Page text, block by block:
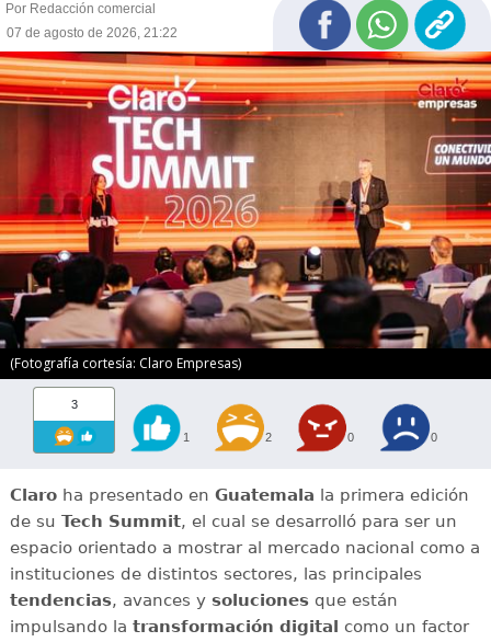
Por Redacción comercial
07 de agosto de 2026, 21:22
(Fotografía cortesía: Claro Empresas)
3
1 2 0 0
Claroha presentado en Guatemala la primera edición
de su Tech Summit, el cual se desarrolló para ser un
espacio orientado a mostrar al mercado nacional como a
instituciones de distintos sectores, las principales
tendencias, avances y solucionesque están
impulsando la transformación digital como un factor